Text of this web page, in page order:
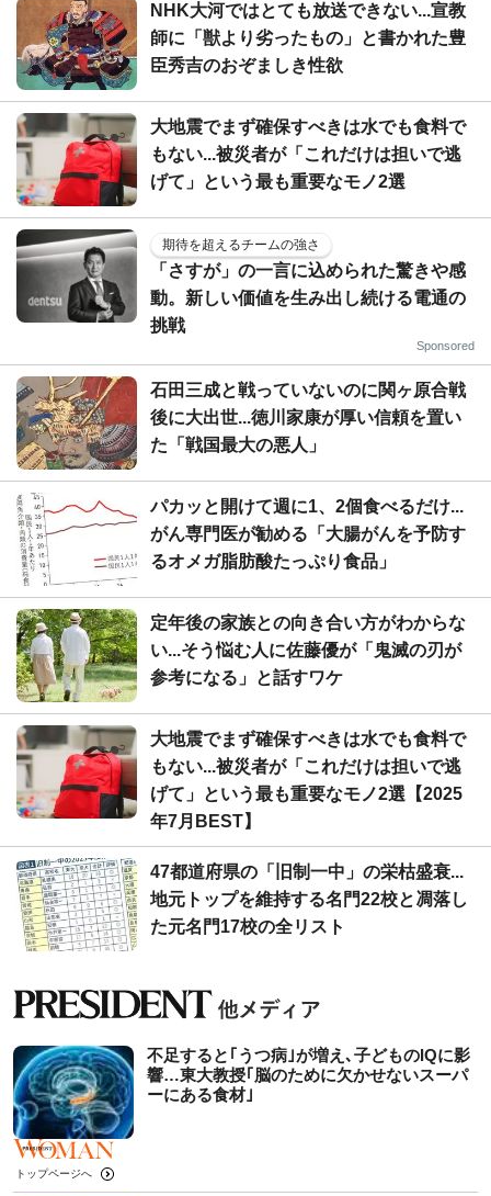
NHK大河ではとても放送できない...宣教
師に「獣より劣ったもの」と書かれた豊
臣秀吉のおぞましき性欲
大地震でまず確保すべきは水でも食料で
もない...被災者が「これだけは担いで逃
げて」という最も重要なモノ2選
期待を超えるチームの強さ
「さすが」の一言に込められた驚きや感
動。新しい価値を生み出し続ける電通の
挑戦
Sponsored
石田三成と戦っていないのに関ヶ原合戦
後に大出世...徳川家康が厚い信頼を置い
た「戦国最大の悪人」
パカッと開けて週に1、2個食べるだけ...
がん専門医が勧める「大腸がんを予防す
るオメガ脂肪酸たっぷり食品」
定年後の家族との向き合い方がわからな
い...そう悩む人に佐藤優が「鬼滅の刃が
参考になる」と話すワケ
大地震でまず確保すべきは水でも食料で
もない...被災者が「これだけは担いで逃
げて」という最も重要なモノ2選【2025
年7月BEST】
47都道府県の「旧制一中」の栄枯盛衰...
地元トップを維持する名門22校と凋落し
た元名門17校の全リスト
不足すると｢うつ病｣が増え､子どものIQに影
響…東大教授｢脳のために欠かせないスーパ
ーにある食材｣
トップページへ